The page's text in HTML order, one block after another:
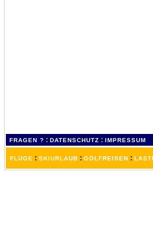
FRAGEN ? : DATENSCHUTZ : IMPRESSUM
FLÜGE : SKIURLAUB : GOLFREISEN :